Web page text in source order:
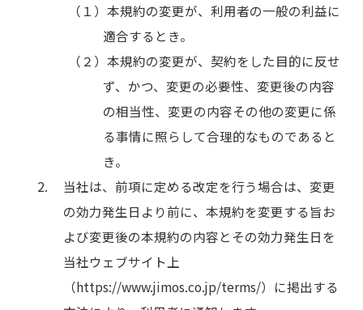
本規約の変更が、利用者の一般の利益に
適合するとき。
本規約の変更が、契約をした目的に反せ
ず、かつ、変更の必要性、変更後の内容
の相当性、変更の内容その他の変更に係
る事情に照らして合理的なものであると
き。
当社は、前項に定める改定を行う場合は、変更
の効力発生日より前に、本規約を変更する旨お
よび変更後の本規約の内容とその効力発生日を
当社ウェブサイト上
（https://www.jimos.co.jp/terms/）に掲出する